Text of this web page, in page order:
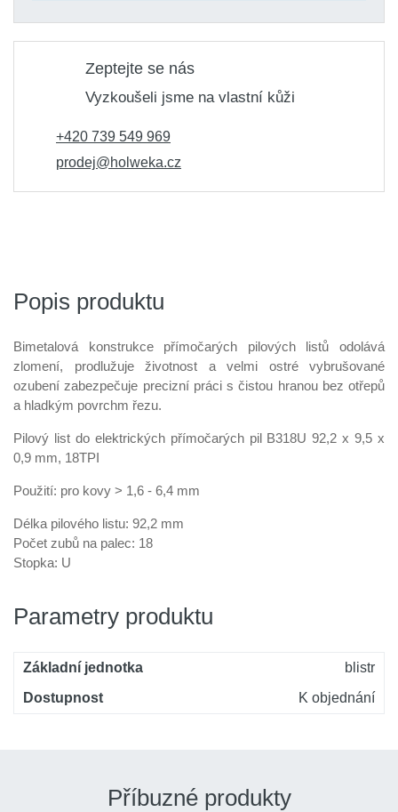
Zeptejte se nás
Vyzkoušeli jsme na vlastní kůži
+420 739 549 969
prodej@holweka.cz
Popis produktu
Bimetalová konstrukce přímočarých pilových listů odolává
zlomení, prodlužuje životnost a velmi ostré vybrušované
ozubení zabezpečuje precizní práci s čistou hranou bez otřepů
a hladkým povrchm řezu.
Pilový list do elektrických přímočarých pil B318U 92,2 x 9,5 x
0,9 mm, 18TPI
Použití: pro kovy > 1,6 - 6,4 mm
Délka pilového listu: 92,2 mm
Počet zubů na palec: 18
Stopka: U
Parametry produktu
Základní jednotka
blistr
Dostupnost
K objednání
Příbuzné produkty